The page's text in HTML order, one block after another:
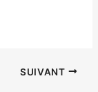
SUIVANT